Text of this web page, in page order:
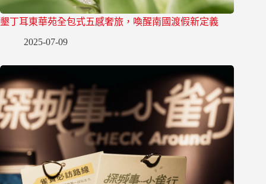
墾丁耳東華苑全包式五感奢旅，喚醒南國渡假新定義
2025-07-09